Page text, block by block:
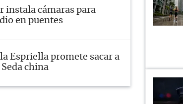
instala cámaras para
en puentes
Espriella promete sacar a
china